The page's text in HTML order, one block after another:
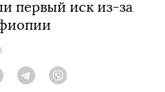
первый иск из-за
Twitter Telegram